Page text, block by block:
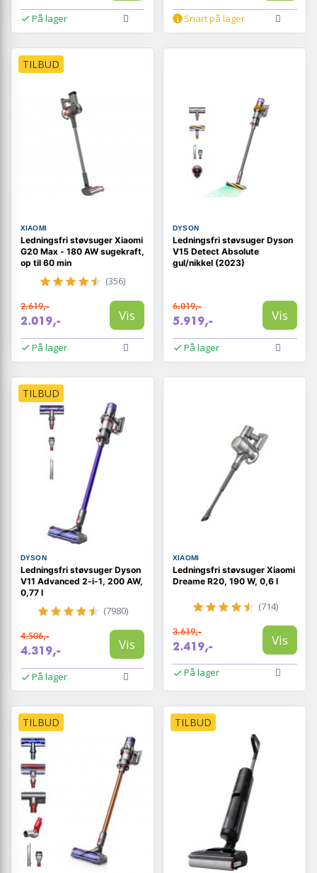
På lager Snart på lager
TILBUD
XIAOMI
Ledningsfri støvsuger Xiaomi
G20 Max - 180 AW sugekraft,
op til 60 min
(356)
2.619,-
2.019,- Vis
På lager
DYSON
Ledningsfri støvsuger Dyson
V15 Detect Absolute
gul/nikkel (2023)
6.019,-
5.919,- Vis
På lager
TILBUD
DYSON
Ledningsfri støvsuger Dyson
V11 Advanced 2-i-1, 200 AW,
0,77 l
(7980)
4.506,-
4.319,- Vis
På lager
XIAOMI
Ledningsfri støvsuger Xiaomi
Dreame R20, 190 W, 0,6 l
(714)
3.619,-
2.419,- Vis
På lager
TILBUD TILBUD